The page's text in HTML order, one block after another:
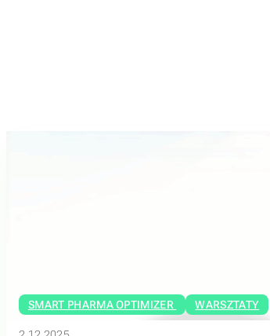
SMART PHARMA OPTIMIZER WARSZTATY